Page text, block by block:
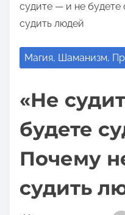
судите — и не будете
судить людей
Магия, Шаманизм,
«Не
будете
Почему
судить